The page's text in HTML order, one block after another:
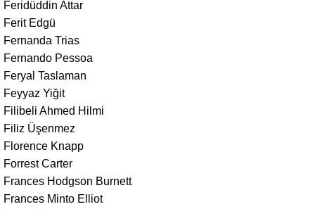
Feridüddin Attar
Ferit Edgü
Fernanda Trias
Fernando Pessoa
Feryal Taslaman
Feyyaz Yiğit
Filibeli Ahmed Hilmi
Filiz Üşenmez
Florence Knapp
Forrest Carter
Frances Hodgson Burnett
Frances Minto Elliot